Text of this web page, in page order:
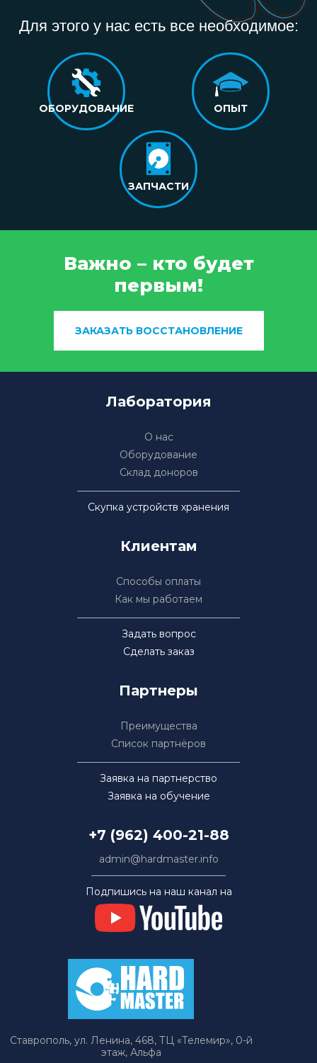
Для этого у нас есть все необходимое:
ОБОРУДОВАНИЕ ОПЫТ
ЗАПЧАСТИ
Важно – кто будет
первым!
ЗАКАЗАТЬ ВОССТАНОВЛЕНИЕ
Лаборатория
О нас
Оборудование
Склад доноров
Скупка устройств хранения
Клиентам
Способы оплаты
Как мы работаем
Задать вопрос
Сделать заказ
Партнеры
Преимущества
Список партнёров
Заявка на партнерство
Заявка на обучение
+7 (962) 400-21-88
admin@hardmaster.info
Подпишись на наш канал на
Ставрополь, ул. Ленина, 468, ТЦ «Телемир», 0-й
этаж, Альфа